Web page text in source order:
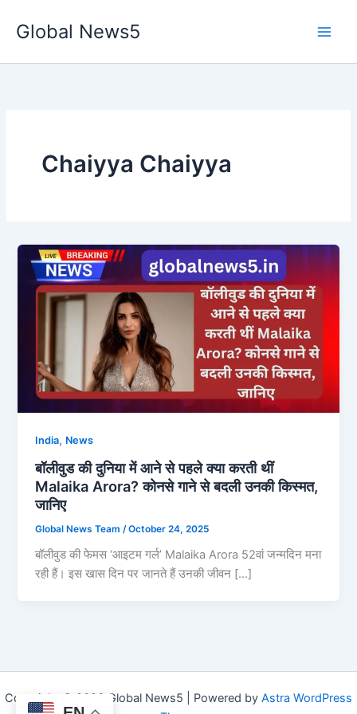
Global News5
Chaiyya Chaiyya
India, News
बॉलीवुड की दुनिया में आने से पहले क्या करती थीं
Malaika Arora? कोनसे गाने से बदली उनकी किस्मत,
जानिए
Global News Team /October 24, 2025
बॉलीवुड की फेमस ‘आइटम गर्ल’ Malaika Arora 52वां जन्मदिन मना
रही हैं। इस खास दिन पर जानते हैं उनकी जीवन […]
Copyright © 2026 Global News5 | Powered by Astra WordPress